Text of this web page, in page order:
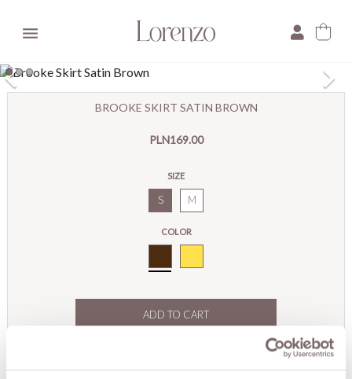

BROOKE SKIRT SATIN BROWN
PLN169.00
SIZE
S M
COLOR
ADD TO CART